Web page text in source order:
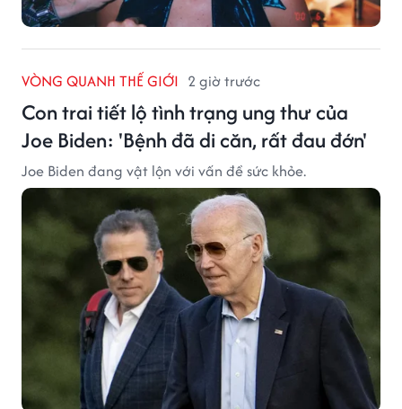
VÒNG QUANH THẾ GIỚI 2 giờ trước
Con trai tiết lộ tình trạng ung thư của
Joe Biden: 'Bệnh đã di căn, rất đau đớn'
Joe Biden đang vật lộn với vấn đề sức khỏe.